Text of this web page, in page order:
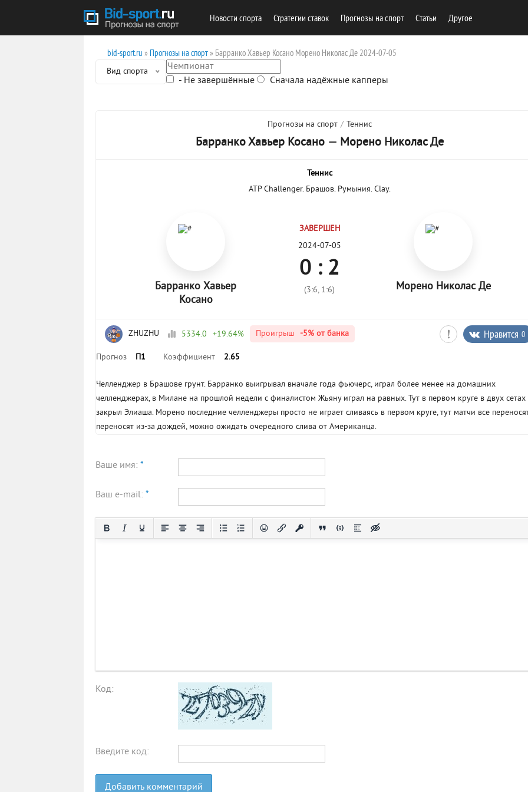
Новости спорта Стратегии ставок Прогнозы на спорт Cтатьи Другое
bid-sport.ru » Прогнозы на спорт» Барранко Хавьер Косано Морено Николас Де 2024-07-05
Вид спорта
- Не завершённые Сначала надёжные капперы
Прогнозы на спорт / Теннис
Барранко Хавьер Косано — Морено Николас Де
Теннис
ATP Challenger. Брашов. Румыния. Clay.
Барранко Хавьер
Косано
ЗАВЕРШЕН
2024-07-05
0 : 2
(3:6, 1:6) Морено Николас Де
ZHUZHU 5334.0 +19.64% Проигрыш -5%от банка Нравится 0
Прогноз П1 Коэффициент 2.65
Челленджер в Брашове грунт. Барранко выигрывал вначале года фьючерс, играл более менее на домашних
челленджерах, в Милане на прошлой недели с финалистом Жьяну играл на равных. Тут в первом круге в двух сетах
закрыл Элиаша. Морено последние челленджеры просто не играет сливаясь в первом круге, тут матчи все
переносят из-за дождей, можно ожидать очередного слива от Американца.
Ваше имя: *
Ваш e-mail: *
Код:
Введите код:
Добавить комментарий